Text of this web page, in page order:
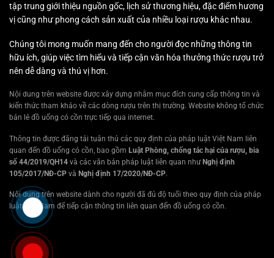
tập trung giới thiệu nguồn gốc, lịch sử thương hiệu, đặc điểm hương
vị cũng như phong cách sản xuất của nhiều loại rượu khác nhau.
Chúng tôi mong muốn mang đến cho người đọc những thông tin
hữu ích, giúp việc tìm hiểu và tiếp cận văn hóa thưởng thức rượu trở
nên dễ dàng và thú vị hơn.
Nội dung trên website được xây dựng nhằm mục đích cung cấp thông tin và
kiến thức tham khảo về các dòng rượu trên thị trường. Website không tổ chức
bán lẻ đồ uống có cồn trực tiếp qua internet.
Thông tin được đăng tải tuân thủ các quy định của pháp luật Việt Nam liên
quan đến đồ uống có cồn, bao gồm Luật Phòng, chống tác hại của rượu, bia
số 44/2019/QH14 và các văn bản pháp luật liên quan nhưNghị định
105/2017/NĐ-CP và Nghị định 17/2020/NĐ-CP.
Nội dung trên website dành cho người đã đủ độ tuổi theo quy định của pháp
luật Việt Nam để tiếp cận thông tin liên quan đến đồ uống có cồn.